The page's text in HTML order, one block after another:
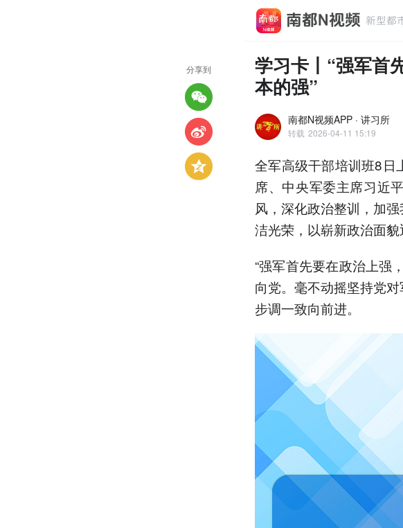
学习卡丨“强军首
本的强”
南都N视频APP · 讲习所
转载 2026-04-11 15:19
全军高级干部培训班8日
席、中央军委主席习近
风，深化政治整训，加
洁光荣，以崭新政治面貌
“强军首先要在政治上强
向党。毫不动摇坚持党
步调一致向前进。
分享到